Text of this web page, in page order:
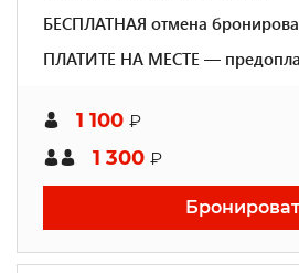
БЕСПЛАТНАЯ отмена
ПЛАТИТЕ НА МЕСТЕ —
1 100 ₽
1 300 ₽